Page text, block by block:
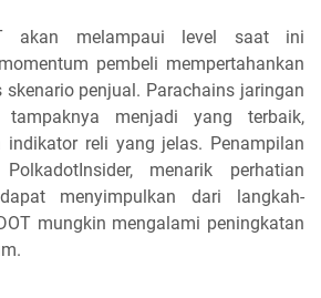
akan melampaui level saat ini
pembeli mempertahankan
penjual. Parachains jaringan
menjadi yang terbaik,
indikator reli yang jelas. Penampilan
menarik perhatian
menyimpulkan dari langkah-
mungkin mengalami peningkatan